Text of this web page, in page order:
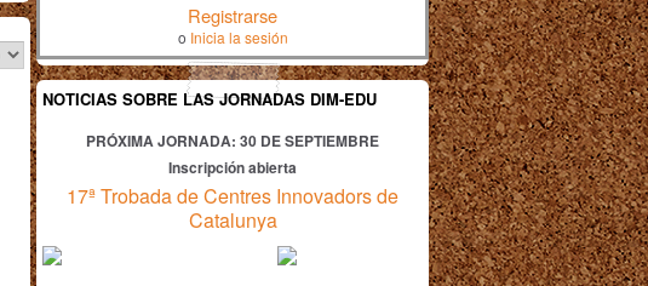
Registrarse
o Inicia la sesión
NOTICIAS SOBRE LAS JORNADAS DIM-EDU
PRÓXIMA JORNADA: 30 DE SEPTIEMBRE
Inscripción abierta
17ª Trobada de Centres Innovadors de
Catalunya